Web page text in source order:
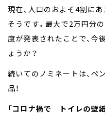
現在、人口のおよそ4割に
そうです。最大で2万円分
度が発表されたことで、今
ょうか？
続いてのノミネートは、ペ
品！
「コロナ禍で トイレの壁